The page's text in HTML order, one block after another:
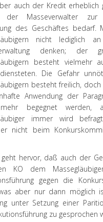
auch der Kredit erheblich
der Masseverwalter zur
des Geschäftes
nicht lediglich
denken; der
besteht vielmehr
Die Gefahr
besteht freilich,
Anwendung der
begegnet werden,
immer wird
nicht beim
geht hervor, daß auch der
KO dem
gegen die
aber nur dann möglich
unter Setzung einer
zu gesprochen